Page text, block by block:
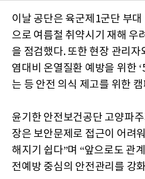
이날 공단은 육군제1군단 부
으로 여름철 취약시기 재해 우
을 점검했다. 또한 현장 관리
염대비 온열질환 예방을 위한
는 등 안전 의식 제고를 위한
윤기한 안전보건공단 고양파
장은 보안문제로 접근이 어려
해지기 쉽다”며 “앞으로도 관
전예방 중심의 안전관리를 강